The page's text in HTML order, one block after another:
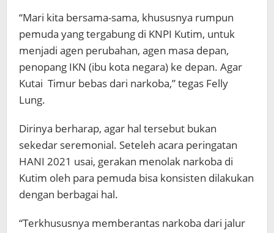
“Mari kita bersama-sama, khususnya rumpun
pemuda yang tergabung di KNPI Kutim, untuk
menjadi agen perubahan, agen masa depan,
penopang IKN (ibu kota negara) ke depan. Agar
Kutai Timur bebas dari narkoba,” tegas Felly
Lung.
Dirinya berharap, agar hal tersebut bukan
sekedar seremonial. Seteleh acara peringatan
HANI 2021 usai, gerakan menolak narkoba di
Kutim oleh para pemuda bisa konsisten dilakukan
dengan berbagai hal.
“Terkhususnya memberantas narkoba dari jalur